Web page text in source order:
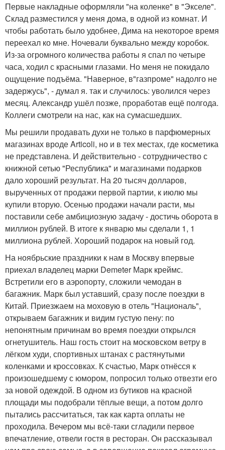
Первые накладные оформляли "на коленке" в "Экселе".
Склад разместился у меня дома, в одной из комнат. И
чтобы работать было удобнее, Дима на некоторое время
переехал ко мне. Ночевали буквально между коробок.
Из-за огромного количества работы я спал по четыре
часа, ходил с красными глазами. Но меня не покидало
ощущение подъёма. "Наверное, в"газпроме" надолго не
задержусь", - думал я. так и случилось: уволился через
месяц. Александр ушёл позже, проработав ещё полгода.
Коллеги смотрели на нас, как на сумасшедших.
Мы решили продавать духи не только в парфюмерных
магазинах вроде Articoli, но и в тех местах, где косметика
не представлена. И действительно - сотрудничество с
книжной сетью "Республика" и магазинами подарков
дало хороший результат. На 20 тысяч долларов,
вырученных от продажи первой партии, к июлю мы
купили вторую. Осенью продажи начали расти, мы
поставили себе амбициозную задачу - достичь оборота в
миллион рублей. В итоге к январю мы сделали 1, 1
миллиона рублей. Хороший подарок на новый год.
На ноябрьские праздники к нам в Москву впервые
приехал владелец марки Demeter Марк креймс.
Встретили его в аэропорту, сложили чемодан в
багажник. Марк был уставший, сразу после поездки в
Китай. Приезжаем на моховую в отель "Националь",
открываем багажник и видим густую пену: по
непонятным причинам во время поездки открылся
огнетушитель. Наш гость стоит на московском ветру в
лёгком худи, спортивных штанах с растянутыми
коленками и кроссовках. К счастью, Марк отнёсся к
произошедшему с юмором, попросил только отвезти его
за новой одеждой. В одном из бутиков на красной
площади мы подобрали тёплые вещи, а потом долго
пытались рассчитаться, так как карта оплаты не
проходила. Вечером мы всё-таки сгладили первое
впечатление, отвели гостя в ресторан. Он рассказывал